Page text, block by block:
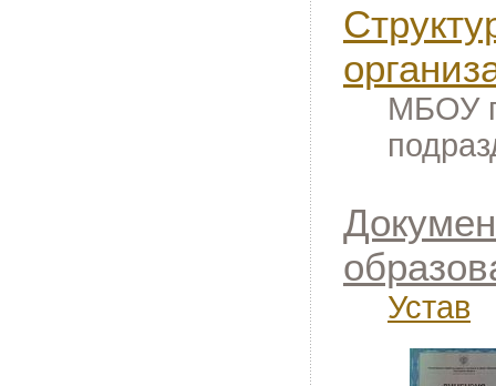
МБОУ
Устав